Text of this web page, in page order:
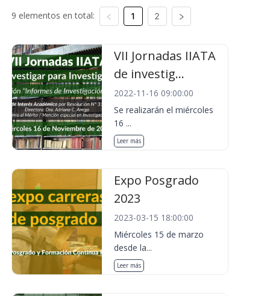
9 elementos en total: 1 2
VII Jornadas IIATA
de investig...
2022-11-16 09:00:00
Se realizarán el miércoles
16 ...
Leer más
Expo Posgrado
2023
2023-03-15 18:00:00
Miércoles 15 de marzo
desde la...
Leer más